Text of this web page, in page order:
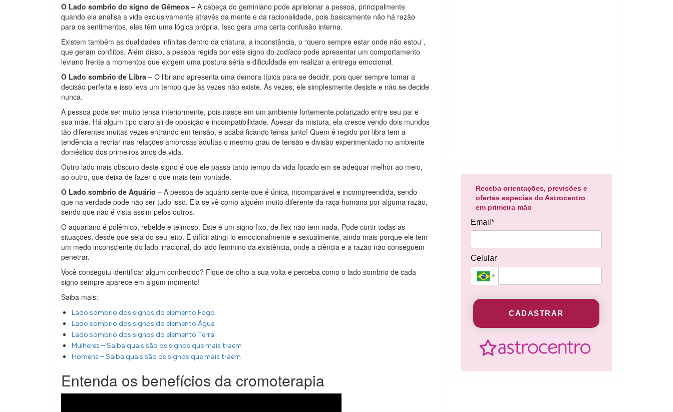
O Lado sombrio do signo de Gêmeos – A cabeça do geminiano pode aprisionar a pessoa, principalmente
quando ela analisa a vida exclusivamente através da mente e da racionalidade, pois basicamente não há razão
para os sentimentos, eles têm uma lógica própria. Isso gera uma certa confusão interna.
Existem também as dualidades infinitas dentro da criatura, a inconstância, o “quero sempre estar onde não estou”,
que geram conflitos. Além disso, a pessoa regida por este signo do zodíaco pode apresentar um comportamento
leviano frente a momentos que exigem uma postura séria e dificuldade em realizar a entrega emocional.
O Lado sombrio de Libra – O libriano apresenta uma demora típica para se decidir, pois quer sempre tomar a
decisão perfeita e isso leva um tempo que às vezes não existe. Às vezes, ele simplesmente desiste e não se decide
nunca.
A pessoa pode ser muito tensa interiormente, pois nasce em um ambiente fortemente polarizado entre seu pai e
sua mãe. Há algum tipo claro ali de oposição e incompatibilidade. Apesar da mistura, ela cresce vendo dois mundos
tão diferentes muitas vezes entrando em tensão, e acaba ficando tensa junto! Quem é regido por libra tem a
tendência a recriar nas relações amorosas adultas o mesmo grau de tensão e divisão experimentado no ambiente
doméstico dos primeiros anos de vida.
Outro lado mais obscuro deste signo é que ele passa tanto tempo da vida focado em se adequar melhor ao meio,
ao outro, que deixa de fazer o que mais tem vontade.
O Lado sombrio de Aquário – A pessoa de aquário sente que é única, incomparável e incompreendida, sendo
que na verdade pode não ser tudo isso. Ela se vê como alguém muito diferente da raça humana por alguma razão,
sendo que não é vista assim pelos outros.
O aquariano é polêmico, rebelde e teimoso. Este é um signo fixo, de flex não tem nada. Pode curtir todas as
situações, desde que seja do seu jeito. É difícil atingi-lo emocionalmente e sexualmente, ainda mais porque ele tem
um medo inconsciente do lado irracional, do lado feminino da existência, onde a ciência e a razão não conseguem
penetrar.
Você conseguiu identificar algum conhecido? Fique de olho a sua volta e perceba como o lado sombrio de cada
signo sempre aparece em algum momento!
Saiba mais:
Lado sombrio dos signos do elemento Fogo
Lado sombrio dos signos do elemento Água
Lado sombrio dos signos do elemento Terra
Mulheres – Saiba quais são os signos que mais traem
Homens – Saiba quais são os signos que mais traem
Entenda os benefícios da cromoterapia
Receba orientações, previsões e
ofertas especias do Astrocentro
em primeira mão
Email*
Celular
CADASTRAR